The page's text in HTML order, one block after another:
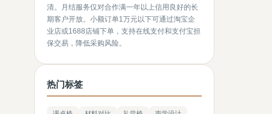
清。月结服务仅对合作满一年以上信用良好的长
期客户开放。小额订单1万元以下可通过淘宝企
业店或1688店铺下单，支持在线支付和支付宝担
保交易，降低采购风险。
热门标签